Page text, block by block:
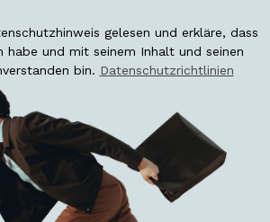
gelesen und erkläre, dass
habe und mit seinem Inhalt und seinen
bin. Datenschutzrichtlinien